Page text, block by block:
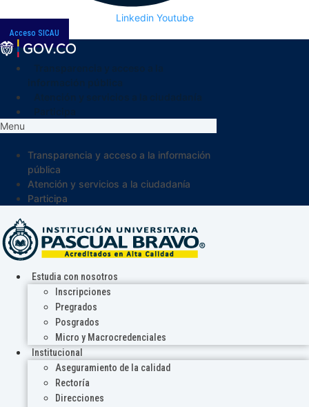
Linkedin Youtube
Acceso SICAU
Menu
Transparencia y acceso a la información
pública
Atención y servicios a la ciudadanía
Participa
Estudia con nosotros
Inscripciones
Pregrados
Posgrados
Micro y Macrocredenciales
Institucional
Aseguramiento de la calidad
Rectoría
Direcciones